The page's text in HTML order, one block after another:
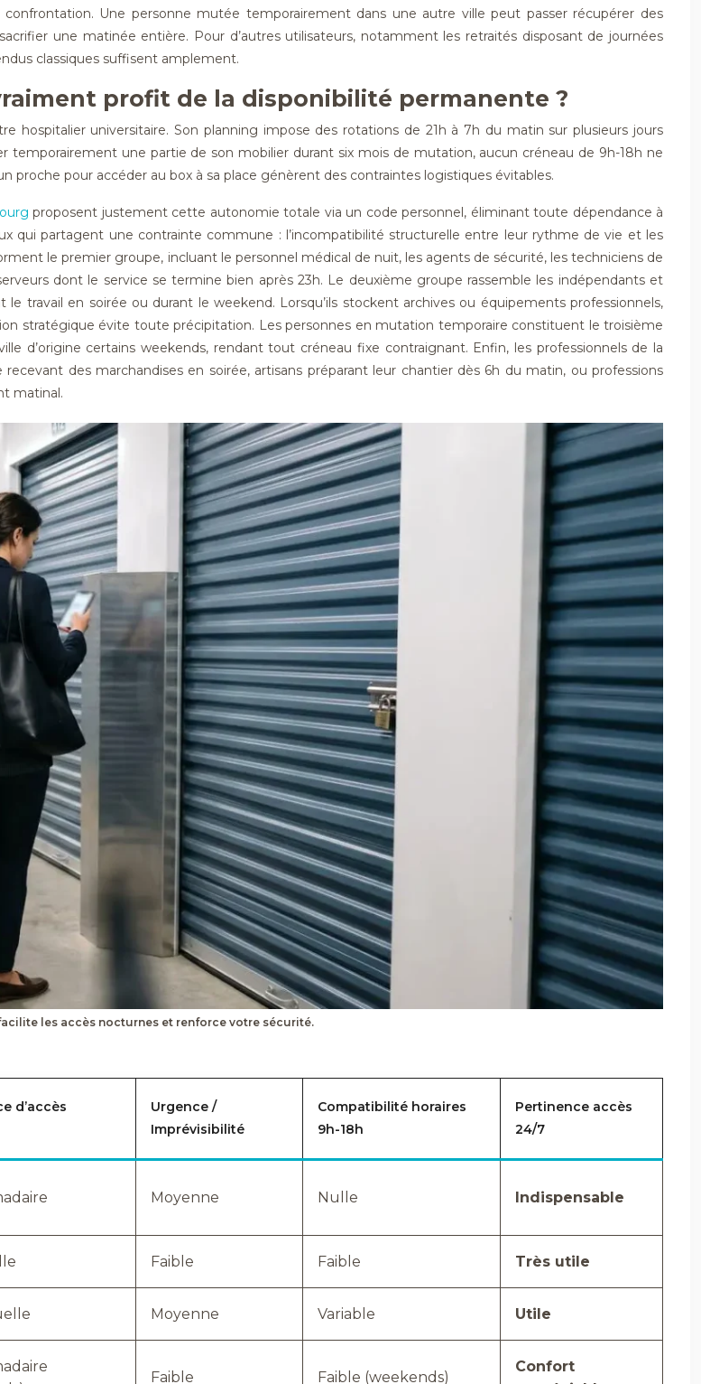
confrontation. Une personne mutée temporairement dans une autre ville peut passer récupérer des
une matinée entière. Pour d’autres utilisateurs, notamment les retraités disposant de journées
classiques suffisent amplement.
profit de la disponibilité permanente ?
hospitalier universitaire. Son planning impose des rotations de 21h à 7h du matin sur plusieurs jours
temporairement une partie de son mobilier durant six mois de mutation, aucun créneau de 9h-18h ne
proche pour accéder au box à sa place génèrent des contraintes logistiques évitables.
proposent justement cette autonomie totale via un code personnel, éliminant toute dépendance à
qui partagent une contrainte commune : l’incompatibilité structurelle entre leur rythme de vie et les
le premier groupe, incluant le personnel médical de nuit, les agents de sécurité, les techniciens de
dont le service se termine bien après 23h. Le deuxième groupe rassemble les indépendants et
travail en soirée ou durant le weekend. Lorsqu’ils stockent archives ou équipements professionnels,
stratégique évite toute précipitation. Les personnes en mutation temporaire constituent le troisième
d’origine certains weekends, rendant tout créneau fixe contraignant. Enfin, les professionnels de la
des marchandises en soirée, artisans préparant leur chantier dès 6h du matin, ou professions
matinal.
les accès nocturnes et renforce votre sécurité.
d’accès
Urgence /
Imprévisibilité
Compatibilité horaires
9h-18h
Pertinence accès
24/7
Moyenne Nulle Indispensable
Faible Faible Très utile
Moyenne Variable Utile
Faible Faible (weekends)
Confort